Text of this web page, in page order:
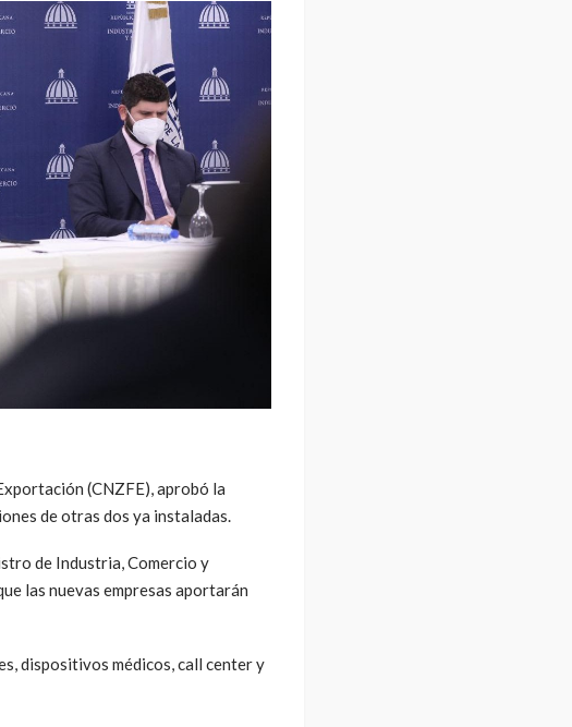
(CNZFE), aprobó la
de otras dos ya instaladas.
de Industria, Comercio y
las nuevas empresas aportarán
dispositivos médicos, call center y